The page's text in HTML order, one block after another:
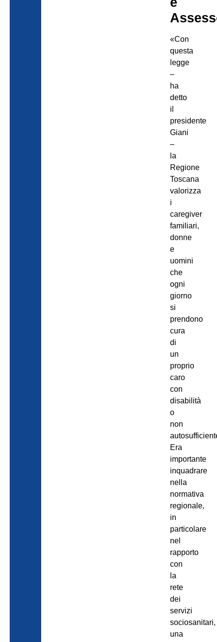
«Con
questa
legge
–
ha
detto
il
presidente
Giani
–
la
Regione
Toscana
valorizza
i
caregiver
familiari,
donne
e
uomini
che
ogni
giorno
si
prendono
cura
di
un
proprio
caro
con
disabilità
o
non
Era
importante
inquadrare
nella
normativa
regionale,
in
particolare
nel
rapporto
con
la
rete
dei
servizi
sociosanitari,
una